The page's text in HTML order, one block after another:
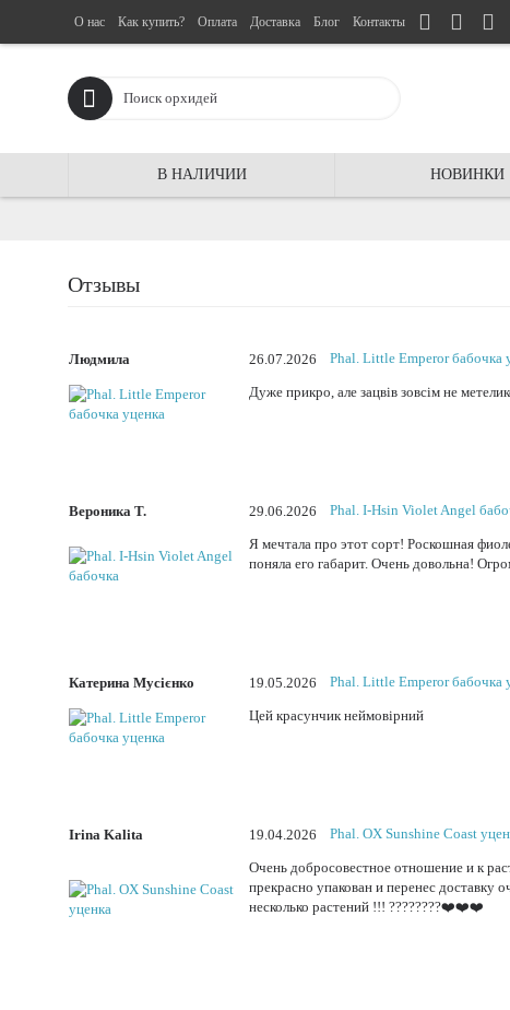
О нас Как купить? Оплата Доставка Блог Контакты
В НАЛИЧИИ НОВИНКИ
Отзывы
Людмила 26.07.2026 Phal. Little Emperor бабочка
Дуже прикро, але зацвів зовсім не
Вероника Т. 29.06.2026 Phal. I-Hsin Violet Angel
Я мечтала про этот сорт! Роскошная
поняла его габарит. Очень довольна!
Катерина Мусієнко 19.05.2026 Phal. Little Emperor бабочка
Цей красунчик неймовірний
Irina Kalita 19.04.2026 Phal. OX Sunshine Coast
Очень добросовестное отношение и к
прекрасно упакован и перенес доставку
несколько растений !!! ????????❤️❤️❤️